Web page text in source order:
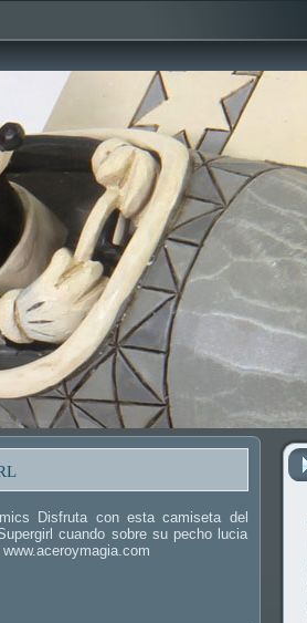
Disfruta con esta camiseta del
cuando sobre su pecho lucia